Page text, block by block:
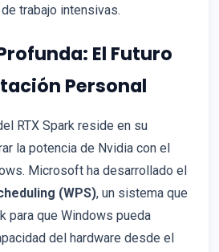
trabajo intensivas.
El Futuro
Personal
RTX Spark reside en su
la potencia de Nvidia con el
Microsoft ha desarrollado el
(WPS), un sistema que
para que Windows pueda
del hardware desde el